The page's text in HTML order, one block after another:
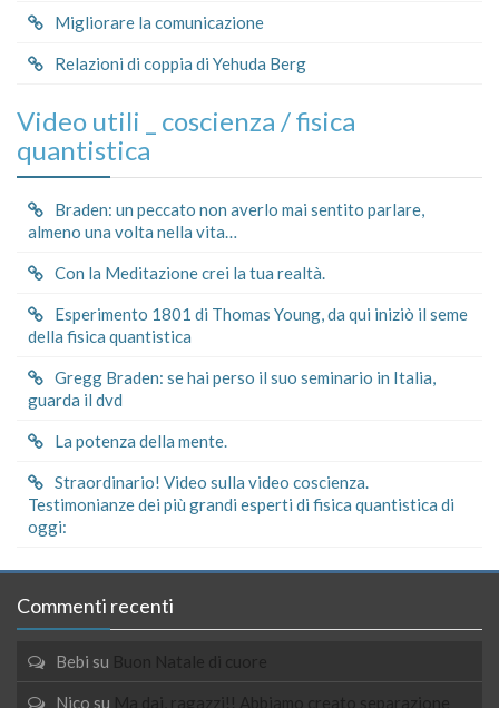
Migliorare la comunicazione
Relazioni di coppia di Yehuda Berg
Video utili _ coscienza / fisica
quantistica
Braden: un peccato non averlo mai sentito parlare,
almeno una volta nella vita…
Con la Meditazione crei la tua realtà.
Esperimento 1801 di Thomas Young, da qui iniziò il seme
della fisica quantistica
Gregg Braden: se hai perso il suo seminario in Italia,
guarda il dvd
La potenza della mente.
Straordinario! Video sulla video coscienza.
Testimonianze dei più grandi esperti di fisica quantistica di
oggi:
Commenti recenti
Bebi su Buon Natale di cuore
Nico su
Ma dai, ragazzi!! Abbiamo creato separazione